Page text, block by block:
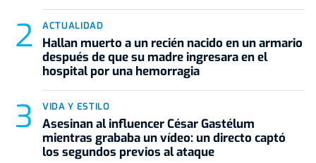
ACTUALIDAD
Hallan muerto a un recién nacido en un armario
después de que su madre ingresara en el
hospital por una hemorragia
VIDA Y ESTILO
Asesinan al influencer César Gastélum
mientras grababa un vídeo: un directo captó
los segundos previos al ataque